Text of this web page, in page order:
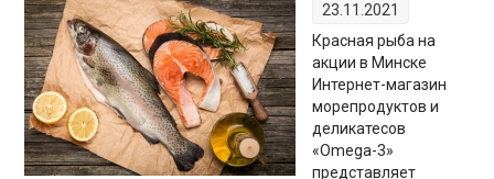
23.11.2021
Красная рыба на
акции в Минске
Интернет-магазин
морепродуктов и
деликатесов
«Omega-3»
представляет